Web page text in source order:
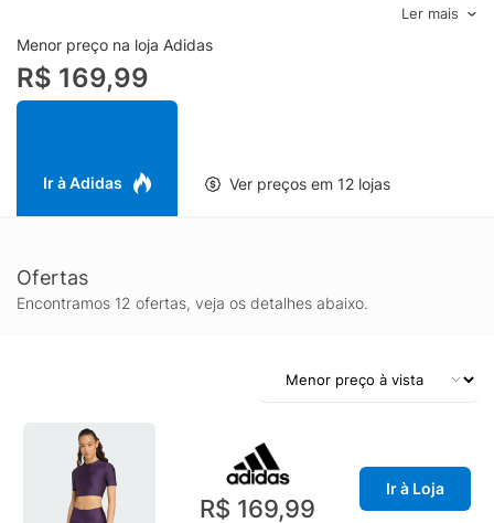
sensação de leveza, você terá a melhor aparência possível
enquanto estiver treinando. AEROREADY absorve a umidade
para manter você seco.
Ler mais
Menor preço na loja Adidas
R$ 169,99
Ir à Adidas Ver preços em 12 lojas
Ofertas
Encontramos 12 ofertas, veja os detalhes abaixo.
R$ 169,99
Ir à Loja